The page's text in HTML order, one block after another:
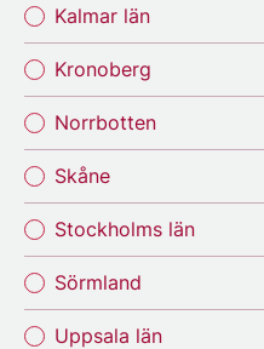
Kalmar län
Kronoberg
Norrbotten
Skåne
Stockholms län
Sörmland
Uppsala län